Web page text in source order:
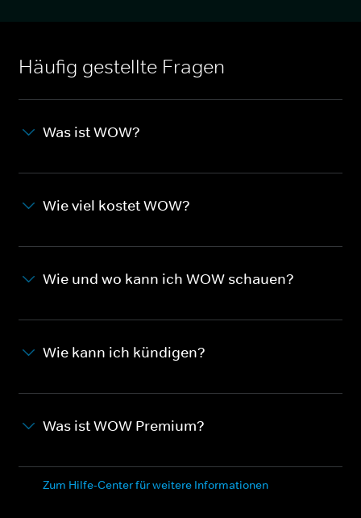
Häufig gestellte Fragen
Was ist WOW?
Wie viel kostet WOW?
Wie und wo kann ich WOW schauen?
Wie kann ich kündigen?
Was ist WOW Premium?
Zum Hilfe-Center für weitere Informationen